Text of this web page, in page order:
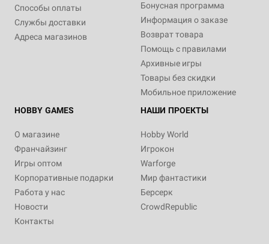
Способы оплаты
Службы доставки
Адреса магазинов
Бонусная программа
Информация о заказе
Возврат товара
Помощь с правилами
Архивные игры
Товары без скидки
Мобильное приложение
HOBBY GAMES
О магазине
Франчайзинг
Игры оптом
Корпоративные подарки
Работа у нас
Новости
Контакты
НАШИ ПРОЕКТЫ
Hobby World
Игрокон
Warforge
Мир фантастики
Берсерк
CrowdRepublic